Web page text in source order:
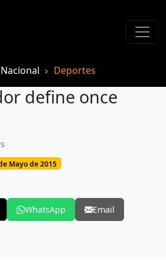
Deportes
define once
once titular
Mayo de 2015
WhatsApp Email